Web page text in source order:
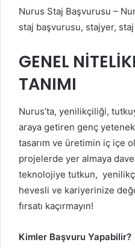
Nurus Staj Başvurusu –
staj başvurusu, stajyer, staj
GENEL
TANIMI
Nurus’ta, yenilikçiliği,
araya getiren genç
tasarım ve üretimin iç içe
projelerde yer almaya
teknolojiye tutkun,
hevesli ve kariyerinize
fırsatı kaçırmayın!
Kimler Başvuru Yapabilir?